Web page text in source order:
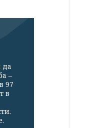
да
–
97
в